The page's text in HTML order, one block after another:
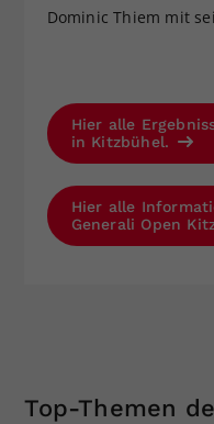
Dominic Thiem mit
Hier alle
in Kitzbühel.
Hier alle
Generali Open
Top-Themen